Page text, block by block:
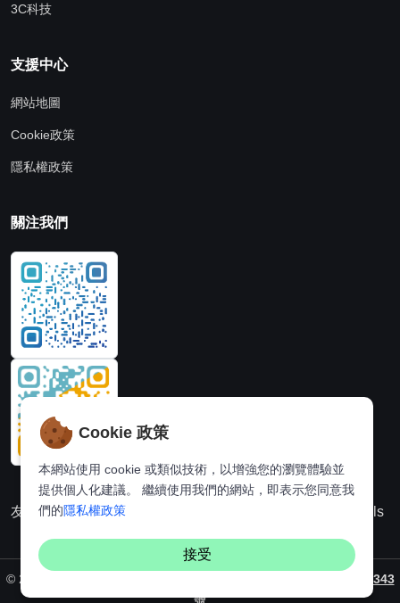
3C科技
支援中心
網站地圖
Cookie政策
隱私權政策
關注我們
友情連結：動漫派 Hi,online tools
© 2026. All rights reserved by
粵ICP備2024231343
Cookie 政策
本網站使用 cookie 或類似技術，以增強您的瀏覽體驗並
提供個人化建議。 繼續使用我們的網站，即表示您同意我
們的隱私權政策
接受